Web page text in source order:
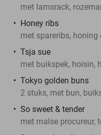
met lamsrack,
Honey ribs
met spareribs,
Tsja sue
met buikspek, hoisin,
Tokyo golden buns
2 stuks, met bun,
So sweet & tender
met malse procureur,